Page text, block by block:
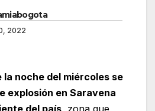
2022
la noche del miércoles se
explosión en Saravena